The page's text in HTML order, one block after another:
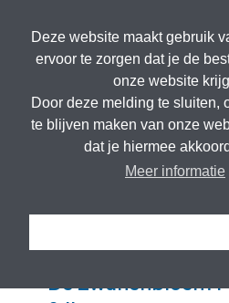
Deze website maakt gebruik
ervoor te zorgen dat je de
onze website
Door deze melding te sluiten,
te blijven maken van onze
dat je hiermee
Meer informatie